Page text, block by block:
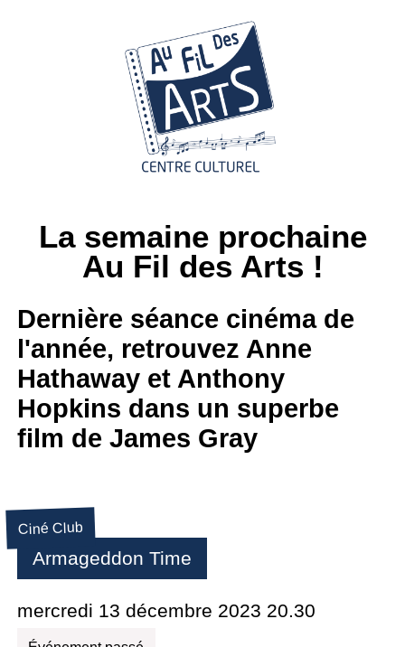
La semaine prochaine
Au Fil des Arts !
Dernière séance cinéma de
l'année, retrouvez Anne
Hathaway et Anthony
Hopkins dans un superbe
film de James Gray
Armageddon Time
Ciné Club
mercredi 13 décembre 2023 20.30